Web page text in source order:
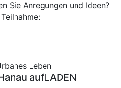
Sie Anregungen und Ideen?
Leben
aufLADEN